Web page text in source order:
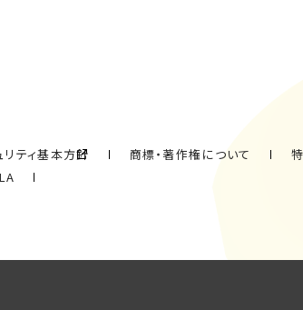
ティ基本方針 商標・著作権について